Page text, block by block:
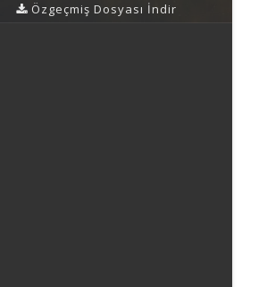
Özgeçmiş Dosyası İndir